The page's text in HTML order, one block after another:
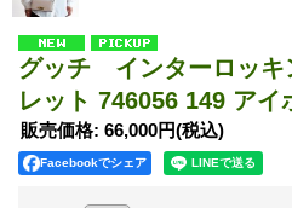
グッチ インターロッキ
レット 746056 149 アイ
販売価格: 66,000円(税込)
Facebookでシェア